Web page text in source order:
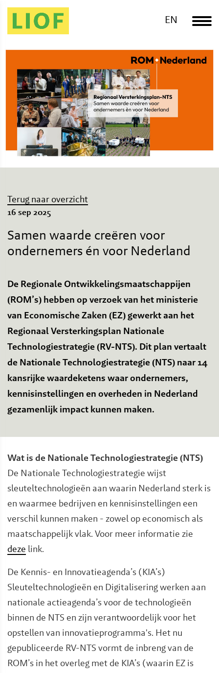
EN
Terug naar overzicht
16 sep 2025
Samen waarde creëren voor
ondernemers én voor Nederland
De Regionale Ontwikkelingsmaatschappijen
(ROM’s) hebben op verzoek van het ministerie
van Economische Zaken (EZ) gewerkt aan het
Regionaal Versterkingsplan Nationale
Technologiestrategie (RV-NTS). Dit plan vertaalt
de Nationale Technologiestrategie (NTS) naar 14
kansrijke waardeketens waar ondernemers,
kennisinstellingen en overheden in Nederland
gezamenlijk impact kunnen maken.
Wat is de Nationale Technologiestrategie (NTS)
De Nationale Technologiestrategie wijst
sleuteltechnologieën aan waarin Nederland sterk is
en waarmee bedrijven en kennisinstellingen een
verschil kunnen maken - zowel op economisch als
maatschappelijk vlak. Voor meer informatie zie
deze link.
De Kennis- en Innovatieagenda’s (KIA’s)
Sleuteltechnologieën en Digitalisering werken aan
nationale actieagenda’s voor de technologieën
binnen de NTS en zijn verantwoordelijk voor het
opstellen van innovatieprogramma's. Het nu
gepubliceerde RV-NTS vormt de inbreng van de
ROM’s in het overleg met de KIA’s (waarin EZ is